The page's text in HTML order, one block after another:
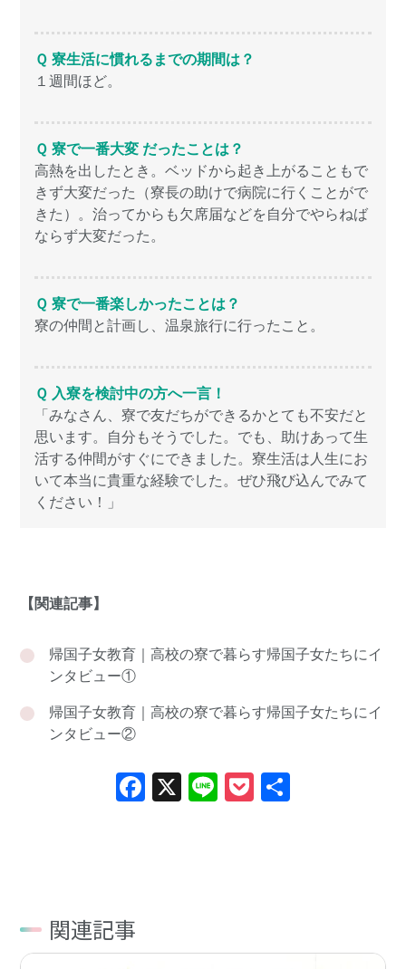
Ｑ 寮生活に慣れるまでの期間は？
１週間ほど。
Ｑ 寮で一番大変 だったことは？
高熱を出したとき。ベッドから起き上がることもで
きず大変だった（寮長の助けで病院に行くことがで
きた）。治ってからも欠席届などを自分でやらねば
ならず大変だった。
Ｑ 寮で一番楽しかったことは？
寮の仲間と計画し、温泉旅行に行ったこと。
Ｑ 入寮を検討中の方へ一言！
「みなさん、寮で友だちができるかとても不安だと
思います。自分もそうでした。でも、助けあって生
活する仲間がすぐにできました。寮生活は人生にお
いて本当に貴重な経験でした。ぜひ飛び込んでみて
ください！」
【関連記事】
帰国子女教育｜高校の寮で暮らす帰国子女たちにイ
ンタビュー①
帰国子女教育｜高校の寮で暮らす帰国子女たちにイ
ンタビュー②
Facebook
X LinePocket
関連記事